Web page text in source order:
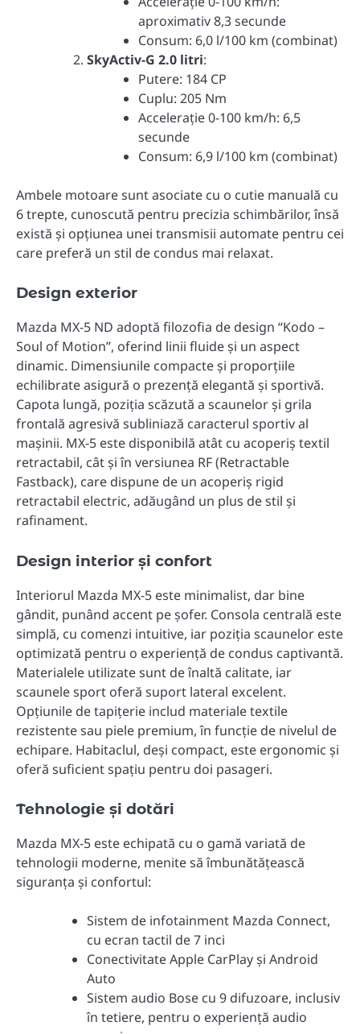
aproximativ 8,3 secunde
Consum: 6,0 l/100 km (combinat)
SkyActiv-G 2.0 litri:
Putere: 184 CP
Cuplu: 205 Nm
Accelerație 0-100 km/h: 6,5
secunde
Consum: 6,9 l/100 km (combinat)
Ambele motoare sunt asociate cu o cutie manuală cu
6 trepte, cunoscută pentru precizia schimbărilor, însă
există și opțiunea unei transmisii automate pentru cei
care preferă un stil de condus mai relaxat.
Design exterior
Mazda MX-5 ND adoptă filozofia de design “Kodo –
Soul of Motion”, oferind linii fluide și un aspect
dinamic. Dimensiunile compacte și proporțiile
echilibrate asigură o prezență elegantă și sportivă.
Capota lungă, poziția scăzută a scaunelor și grila
frontală agresivă subliniază caracterul sportiv al
mașinii. MX-5 este disponibilă atât cu acoperiș textil
retractabil, cât și în versiunea RF (Retractable
Fastback), care dispune de un acoperiș rigid
retractabil electric, adăugând un plus de stil și
rafinament.
Design interior și confort
Interiorul Mazda MX-5 este minimalist, dar bine
gândit, punând accent pe șofer. Consola centrală este
simplă, cu comenzi intuitive, iar poziția scaunelor este
optimizată pentru o experiență de condus captivantă.
Materialele utilizate sunt de înaltă calitate, iar
scaunele sport oferă suport lateral excelent.
Opțiunile de tapițerie includ materiale textile
rezistente sau piele premium, în funcție de nivelul de
echipare. Habitaclul, deși compact, este ergonomic și
oferă suficient spațiu pentru doi pasageri.
Tehnologie și dotări
Mazda MX-5 este echipată cu o gamă variată de
tehnologii moderne, menite să îmbunătățească
siguranța și confortul:
Sistem de infotainment Mazda Connect,
cu ecran tactil de 7 inci
Conectivitate Apple CarPlay și Android
Auto
Sistem audio Bose cu 9 difuzoare, inclusiv
în tetiere, pentru o experiență audio